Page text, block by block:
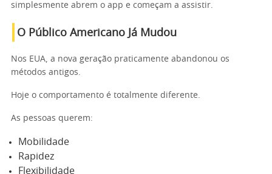
simplesmente abrem o app e começam a assistir.
O Público Americano Já Mudou
Nos EUA, a nova geração praticamente abandonou os
métodos antigos.
Hoje o comportamento é totalmente diferente.
As pessoas querem:
Mobilidade
Rapidez
Flexibilidade